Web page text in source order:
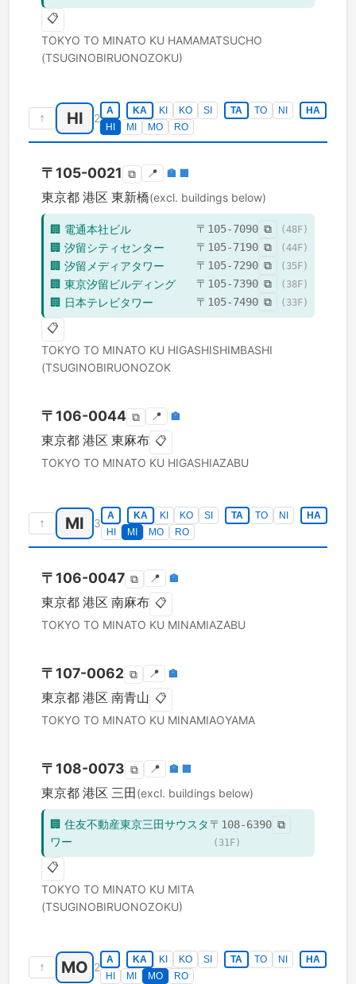
📋
TOKYO TO MINATO KU HAMAMATSUCHO
(TSUGINOBIRUONOZOKU)
↑ HI 2
A KA KI KO SI TA TO NI
HA
HI
MI MO RO
〒 105-0021 ⧉ 📍 🏣 🏢
東京都 港区 東新橋(excl. buildings below)
🏢 電通本社ビル 〒 105-7090 ⧉ (48F)
🏢 汐留シティセンター 〒 105-7190 ⧉ (44F)
🏢 汐留メディアタワー 〒 105-7290 ⧉ ( 35 F)
🏢 東京汐留ビルディング 〒 105-7390 ⧉ ( 38F)
🏢 日本テレビタワー 〒 105-7490 ⧉ ( 33F)
📋
TOKYO TO MINATO KU HIGASHISHIMBASHI
(TSUGINOBIRUONOZOK
〒 106-0044 ⧉ 📍 🏣
東京都 港区 東麻布 📋
TOKYO TO MINATO KU HIGASHIAZABU
↑ MI 3
A KA KI KO SI TA TO NI
HA
HI
MI MO RO
〒 106-0047 ⧉ 📍 🏣
東京都 港区 南麻布 📋
TOKYO TO MINATO KU MINAMIAZABU
〒 107-0062 ⧉ 📍 🏣
東京都 港区 南青山 📋
TOKYO TO MINATO KU MINAMIAOYAMA
〒 108-0073 ⧉ 📍 🏣 🏢
東京都 港区 三田(excl. buildings below)
🏢 住友不動産東京三田サウスタ
ワー
〒 108-6390 ⧉
( 31F)
📋
TOKYO TO MINATO KU MITA
(TSUGINOBIRUONOZOKU)
↑ MO 2
A KA KI KO SI TA TO NI
HA
HI
MI MO RO